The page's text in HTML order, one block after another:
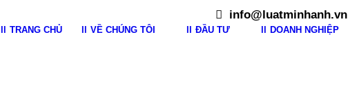
info@luatminhanh.vn
TRANG CHỦ VỀ CHÚNG TÔI ĐẦU TƯ DOANH NGHIỆP